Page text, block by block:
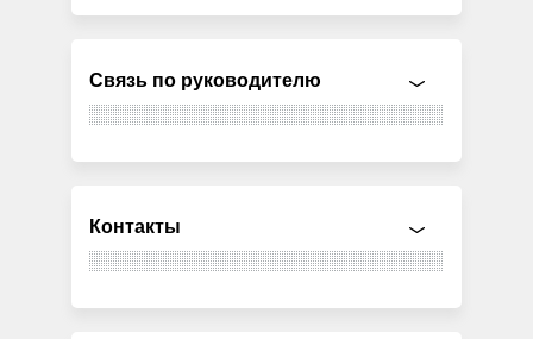
Связь по руководителю
Контакты